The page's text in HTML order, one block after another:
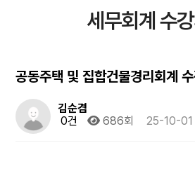
세무회계 수강
공동주택 및 집합건물경리회계 수
김순겸
0건
686회 25-10-01